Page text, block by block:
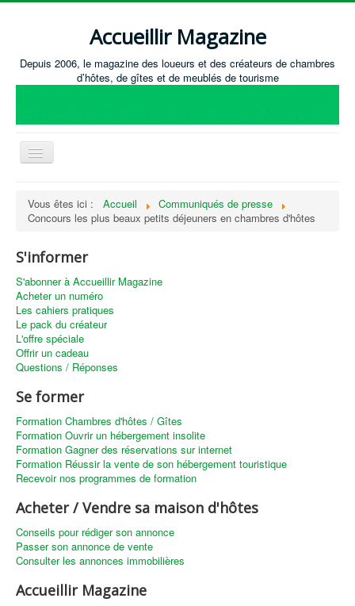
Accueillir Magazine
Depuis 2006, le magazine des loueurs et des créateurs de chambres
d’hôtes, de gîtes et de meublés de tourisme
Basculer
Créer / Ouvrir
Annonces immobilières
Recevoir les annonces immobilières / Nous contacter
Vous êtes ici : Accueil
Communiqués de presse
Concours les plus beaux petits déjeuners en chambres d'hôtes
S'informer
S'abonner à Accueillir Magazine
Acheter un numéro
Les cahiers pratiques
Le pack du créateur
L'offre spéciale
Offrir un cadeau
Questions / Réponses
Se former
Formation Chambres d'hôtes / Gîtes
Formation Ouvrir un hébergement insolite
Formation Gagner des réservations sur internet
Formation Réussir la vente de son hébergement touristique
Recevoir nos programmes de formation
Acheter / Vendre sa maison d'hôtes
Conseils pour rédiger son annonce
Passer son annonce de vente
Consulter les annonces immobilières
Accueillir Magazine